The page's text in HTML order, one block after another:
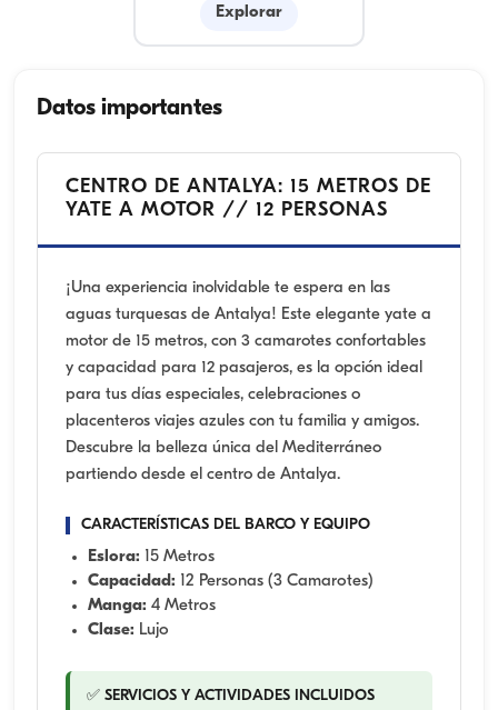
Explorar
Datos importantes
CENTRO DE ANTALYA: 15 METROS DE
YATE A MOTOR // 12 PERSONAS
¡Una experiencia inolvidable te espera en las
aguas turquesas de Antalya! Este elegante yate a
motor de 15 metros, con 3 camarotes confortables
y capacidad para 12 pasajeros, es la opción ideal
para tus días especiales, celebraciones o
placenteros viajes azules con tu familia y amigos.
Descubre la belleza única del Mediterráneo
partiendo desde el centro de Antalya.
CARACTERÍSTICAS DEL BARCO Y EQUIPO
Eslora: 15 Metros
Capacidad: 12 Personas (3 Camarotes)
Manga: 4 Metros
Clase: Lujo
✅ SERVICIOS Y ACTIVIDADES INCLUIDOS